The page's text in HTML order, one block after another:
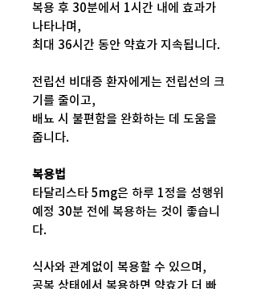
복용 후 30분에서 1시간 내에 효과가
나타나며,
최대 36시간 동안 약효가 지속됩니다.
전립선 비대증 환자에게는 전립선의 크
기를 줄이고,
배뇨 시 불편함을 완화하는 데 도움을
줍니다.
복용법
타달리스타 5mg은 하루 1정을 성행위
예정 30분 전에 복용하는 것이 좋습니
다.
식사와 관계없이 복용할 수 있으며,
공복 상태에서 복용하면 약효가 더 빠